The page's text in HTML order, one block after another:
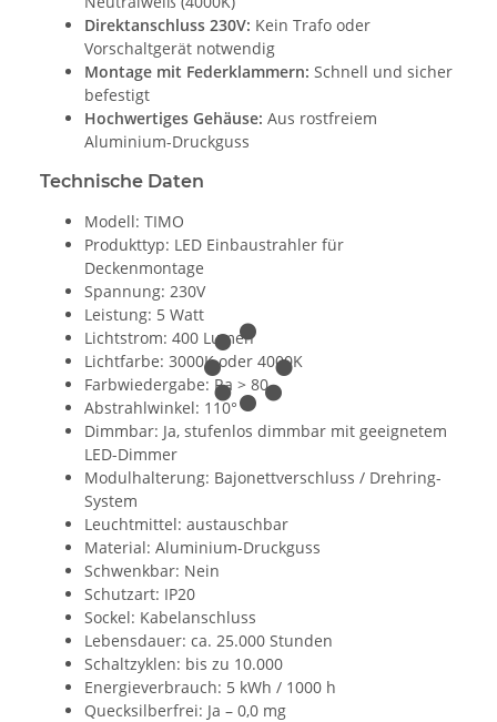
Direktanschluss 230V: Kein Trafo oder
Vorschaltgerät notwendig
Montage mit Federklammern: Schnell und sicher
befestigt
Hochwertiges Gehäuse: Aus rostfreiem
Aluminium-Druckguss
Technische Daten
Modell: TIMO
Produkttyp: LED Einbaustrahler für
Deckenmontage
Spannung: 230V
Leistung: 5 Watt
Lichtstrom: 400 Lumen
Lichtfarbe: 3000K oder 4000K
Farbwiedergabe: Ra > 80
Abstrahlwinkel: 110°
Dimmbar: Ja, stufenlos dimmbar mit geeignetem
LED-Dimmer
Modulhalterung: Bajonettverschluss / Drehring-
System
Leuchtmittel: austauschbar
Material: Aluminium-Druckguss
Schwenkbar: Nein
Schutzart: IP20
Sockel: Kabelanschluss
Lebensdauer: ca. 25.000 Stunden
Schaltzyklen: bis zu 10.000
Energieverbrauch: 5 kWh / 1000 h
Quecksilberfrei: Ja – 0,0 mg